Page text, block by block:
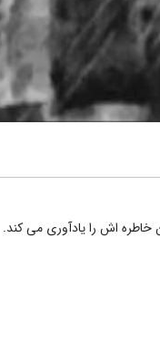
خاطره اش را یادآوری می کند.